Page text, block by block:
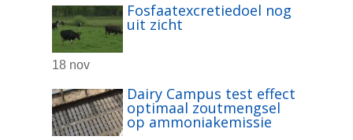
Fosfaatexcretiedoel nog
uit zicht
18 nov
Dairy Campus test effect
optimaal zoutmengsel
op ammoniakemissie